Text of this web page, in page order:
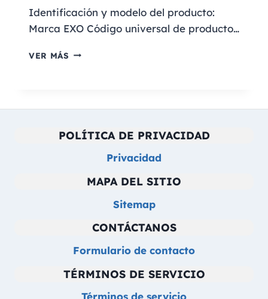
Identificación y modelo del producto:
Marca EXO Código universal de producto…
VER MÁS FICHA
3.9
POLÍTICA DE PRIVACIDAD
Privacidad
MAPA DEL SITIO
Sitemap
CONTÁCTANOS
Formulario de contacto
TÉRMINOS DE SERVICIO